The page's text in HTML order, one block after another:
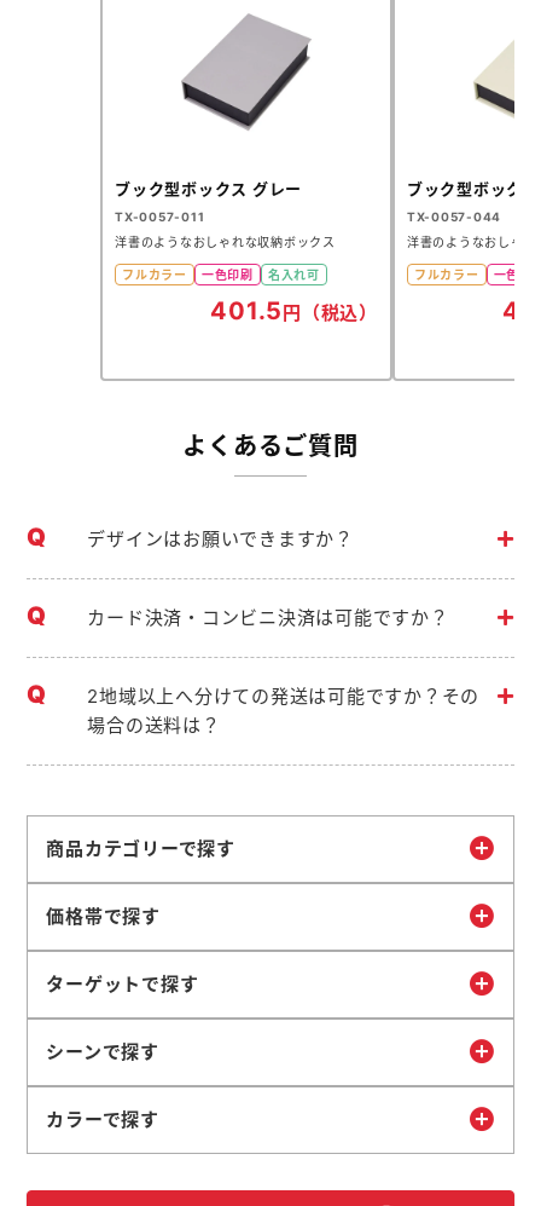
ブック型ボックス グレー
TX-0057-011
洋書のようなおしゃれな収納ボックス
フルカラー 一色印刷 名入れ可
401.5円（税込）
ブック型ボック
TX-0057-044
洋書のようなおしゃれ
フルカラー 一色印
よくあるご質問
デザインはお願いできますか？
カード決済・コンビニ決済は可能ですか？
2地域以上へ分けての発送は可能ですか？その
場合の送料は？
商品カテゴリーで探す
価格帯で探す
ターゲットで探す
シーンで探す
カラーで探す